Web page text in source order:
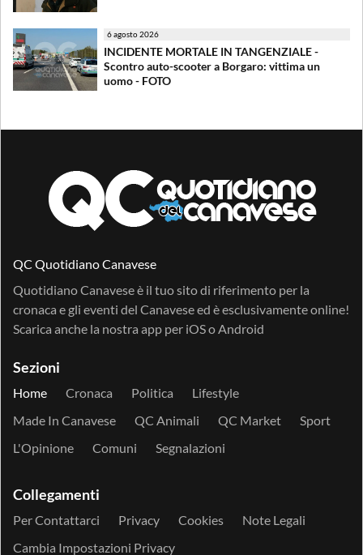
6 agosto 2026
INCIDENTE MORTALE IN TANGENZIALE -
Scontro auto-scooter a Borgaro: vittima un
uomo - FOTO
QC Quotidiano Canavese
Quotidiano Canavese è il tuo sito di riferimento per la
cronaca e gli eventi del Canavese ed è esclusivamente online!
Scarica anche la nostra app per iOSo Android
Sezioni
Home Cronaca Politica
Lifestyle
Made In Canavese
QC Animali QC Market
Sport
L'Opinione
Comuni Segnalazioni
Collegamenti
Per Contattarci Privacy Cookies
Note Legali
Cambia Impostazioni Privacy